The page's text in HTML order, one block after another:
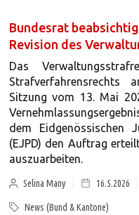
Bundesrat
Revision des
Das
Strafverfahrensrechts
Sitzung vom 13. Mai
dem Eidgenössischen
(EJPD) den Auftrag
auszuarbeiten.
Selina Many 16.5.2026
News (Bund & Kantone)